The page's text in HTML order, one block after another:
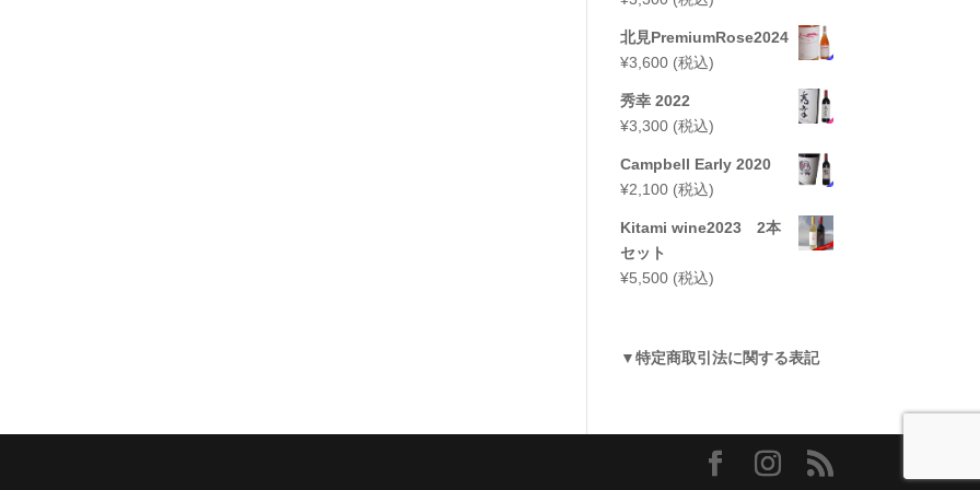
北見PremiumRose2024
¥3,600 (税込)
秀幸 2022
¥3,300 (税込)
Campbell Early 2020
¥2,100 (税込)
Kitami wine2023 2本
セット
¥5,500 (税込)
▼特定商取引法に関する表記